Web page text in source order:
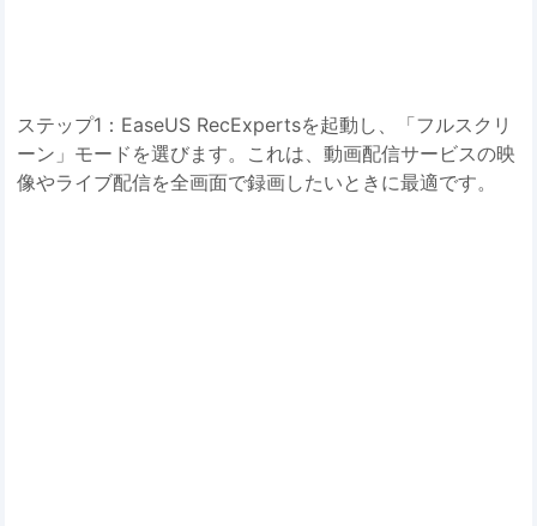
ステップ1：EaseUS RecExpertsを起動し、「フルスクリ
ーン」モードを選びます。これは、動画配信サービスの映
像やライブ配信を全画面で録画したいときに最適です。